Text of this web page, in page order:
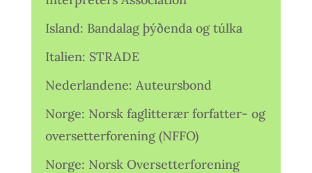
Island: Bandalag þýðenda og túlka
Italien: STRADE
Nederlandene: Auteursbond
Norge: Norsk faglitterær forfatter- og
oversetterforening (NFFO)
Norge: Norsk Oversetterforening